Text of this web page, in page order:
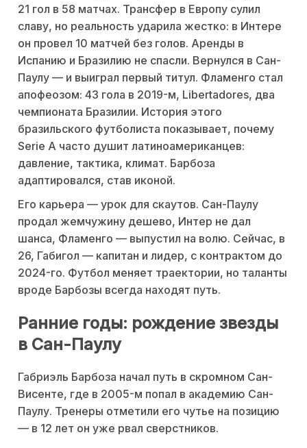
21 гол в 58 матчах. Трансфер в Европу сулил
славу, но реальность ударила жестко: в Интере
он провел 10 матчей без голов. Аренды в
Испанию и Бразилию не спасли. Вернулся в Сан-
Паулу — и выиграл первый титул. Фламенго стал
апофеозом: 43 гола в 2019-м, Libertadores, два
чемпионата Бразилии. История этого
бразильского футболиста показывает, почему
Serie A часто душит латиноамериканцев:
давление, тактика, климат. Барбоза
адаптировался, став иконой.
Его карьера — урок для скаутов. Сан-Паулу
продал жемчужину дешево, Интер не дал
шанса, Фламенго — выпустил на волю. Сейчас, в
26, Габигол — капитан и лидер, с контрактом до
2024-го. Футбол меняет траектории, но таланты
вроде Барбозы всегда находят путь.
Ранние годы: рождение звезды
в Сан-Паулу
Габриэль Барбоза начал путь в скромном Сан-
Висенте, где в 2005-м попал в академию Сан-
Паулу. Тренеры отметили его чутье на позицию
— в 12 лет он уже рвал сверстников.